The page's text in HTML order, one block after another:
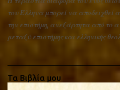
του Έλληνα μπορεί να αποδειχθεί
την επιστήμη, ανεξάρτητα από το
μεταξύ επιστήμης και ελληνικής
απόλυτο, ακίνητο και τελικά
υπάρξει άνεμος χωρίς διαφορές
Τα Βιβλία μου